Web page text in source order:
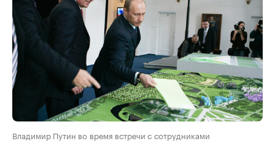
Владимир Путин во время встречи с сотрудниками